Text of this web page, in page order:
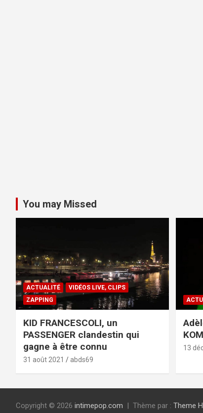
You may Missed
ACTUALITÉ
VIDÉOS LIVE, CLIPS
ZAPPING
KID FRANCESCOLI, un
PASSENGER clandestin qui
gagne à être connu
31 août 2021 abds69
13
Copyright © 2026 intimepop.com Thème par : Theme